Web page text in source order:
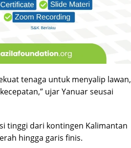
tenaga untuk menyalip lawan,
ujar Yanuar seusai
tinggi dari kontingen Kalimantan
hingga garis finis.